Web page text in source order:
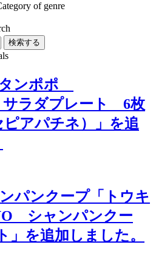
of genre
検索する
タンポポ
ラダプレート 6枚
アパチネ）」を追
パンクープ「トウキ
シャンパンクー
を追加しました。